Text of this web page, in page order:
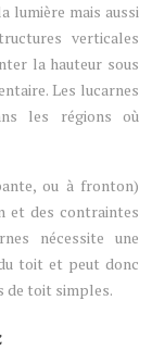
lumière mais aussi
verticales
la hauteur sous
Les lucarnes
les régions où
ou à fronton)
et des contraintes
nécessite une
toit et peut donc
de toit simples.